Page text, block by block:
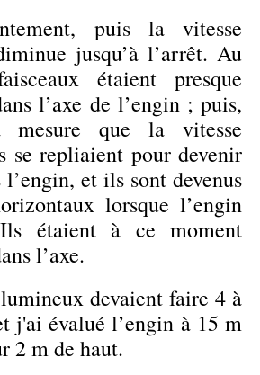
puis la vitesse
jusqu’à l’arrêt. Au
étaient presque
l’axe de l’engin ; puis,
que la vitesse
se repliaient pour devenir
et ils sont devenus
lorsque l’engin
étaient à ce moment
l’axe.
devaient faire 4 à
j'ai évalué l’engin à 15 m
2 m de haut.